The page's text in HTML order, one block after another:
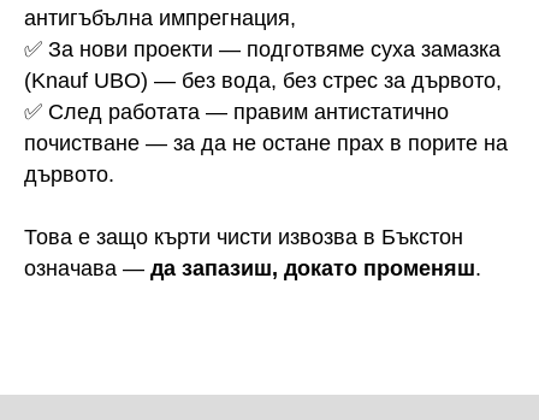
антигъбълна импрегнация,
✅ За нови проекти — подготвяме суха замазка
(Knauf UBO) — без вода, без стрес за дървото,
✅ След работата — правим антистатично
почистване — за да не остане прах в порите на
дървото.
Това е защо кърти чисти извозва в Бъкстон
означава — да запазиш, докато променяш.